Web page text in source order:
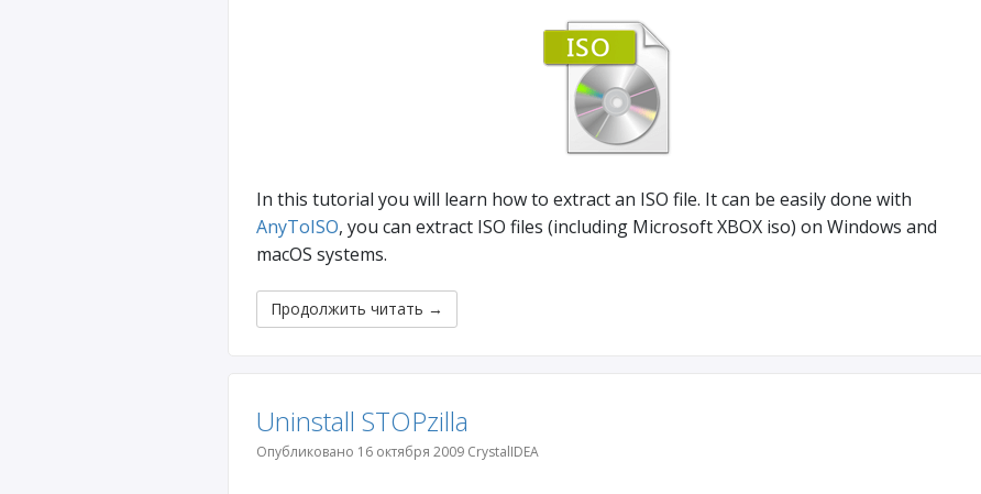
In this tutorial you will learn how to extract an ISO file. It can be easily done with
AnyToISO, you can extract ISO files (including Microsoft XBOX iso) on Windows and
macOS systems.
Продолжить читать →
Uninstall STOPzilla
Опубликовано 16 октября 2009 CrystalIDEA